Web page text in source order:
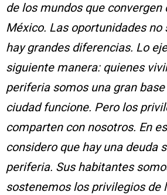
de los mundos que convergen
México. Las oportunidades no
hay grandes diferencias. Lo
siguiente manera: quienes
periferia somos una gran
ciudad funcione. Pero los
comparten con nosotros. En
considero que hay una deuda
periferia. Sus habitantes
sostenemos los privilegios de